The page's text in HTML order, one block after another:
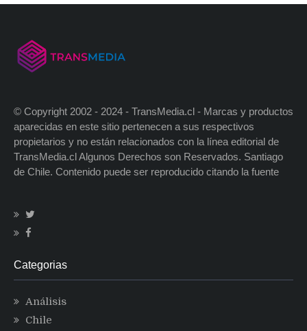
© Copyright 2002 - 2024 - TransMedia.cl - Marcas y productos
aparecidas en este sitio pertenecen a sus respectivos
propietarios y no están relacionados con la línea editorial de
TransMedia.cl Algunos Derechos son Reservados. Santiago
de Chile. Contenido puede ser reproducido citando la fuente
Categorias
Análisis
Chile